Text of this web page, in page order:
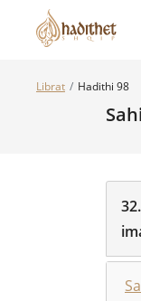
Librat Hadithi 98
32.